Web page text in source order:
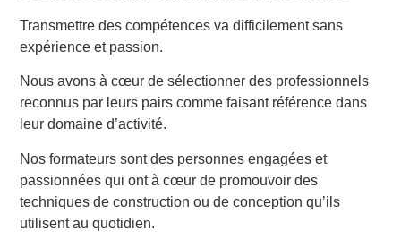
Transmettre des compétences va difficilement sans
expérience et passion.
Nous avons à cœur de sélectionner des professionnels
reconnus par leurs pairs comme faisant référence dans
leur domaine d’activité.
Nos formateurs sont des personnes engagées et
passionnées qui ont à cœur de promouvoir des
techniques de construction ou de conception qu’ils
utilisent au quotidien.